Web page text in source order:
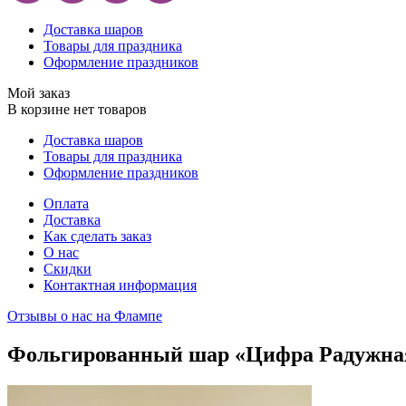
Доставка шаров
Товары для праздника
Оформление праздников
Мой заказ
В корзине нет товаров
Доставка шаров
Товары для праздника
Оформление праздников
Оплата
Доставка
Как сделать заказ
О нас
Скидки
Контактная информация
Отзывы о нас на Флампе
Фольгированный шар «Цифра